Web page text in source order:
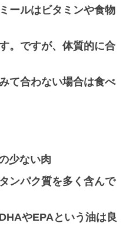
ールはビタミンや食物
。ですが、 体質的に合
て合わない場合は食べ
少ない肉
ンパク質を多く含んで
DHAやEPA という油は良